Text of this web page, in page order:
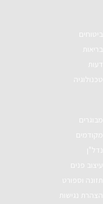
ביטוחים
בריאות
דעות
טכנולוגיה
מבוגרים
מקודמים
נדל"ן
עיצוב פנים
תזונה וספורט
הצהרת נגישות